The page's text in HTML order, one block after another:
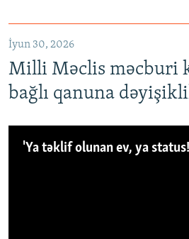
İyun 30, 2026
Milli Məclis məcburi
bağlı qanuna